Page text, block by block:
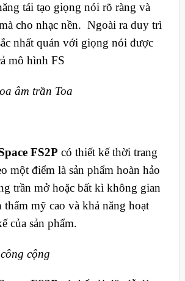
tái tạo giọng nói rõ ràng và
cho nhạc nền. Ngoài ra duy trì
nhất quán với giọng nói được
mô hình FS
âm trần Toa
FS2P có thiết kế thời trang
một điểm là sản phẩm hoàn hảo
trần mở hoặc bất kì không gian
mỹ cao và khả năng hoạt
của sản phẩm.
cộng